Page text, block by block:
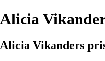
Alicia
Alicia Vikanders